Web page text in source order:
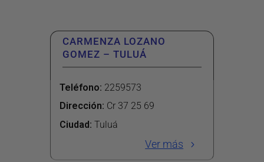
CARMENZA LOZANO
GOMEZ – TULUÁ
Teléfono: 2259573
Dirección: Cr 37 25 69
Ciudad: Tuluá
Ver más